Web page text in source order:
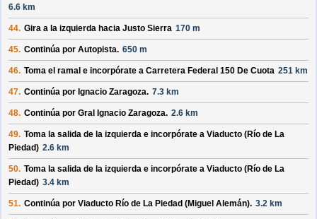
6.6 km
44. Gira a la izquierda hacia Justo Sierra 170 m
45. Continúa por Autopista. 650 m
46. Toma el ramal e incorpórate a Carretera Federal 150 De Cuota 251 km
47. Continúa por Ignacio Zaragoza. 7.3 km
48. Continúa por Gral Ignacio Zaragoza. 2.6 km
49. Toma la salida de la izquierda e incorpórate a Viaducto (Río de La
Piedad) 2.6 km
50. Toma la salida de la izquierda e incorpórate a Viaducto (Río de La
Piedad) 3.4 km
51. Continúa por Viaducto Río de La Piedad (Miguel Alemán). 3.2 km